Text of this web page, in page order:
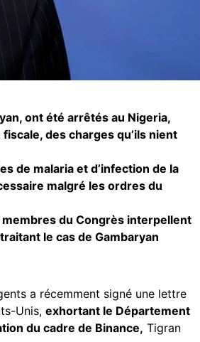
ont été arrêtés au Nigeria,
des charges qu’ils nient
de malaria et d’infection de la
malgré les ordres du
du Congrès interpellent
le cas de Gambaryan
a récemment signé une lettre
Unis, exhortant le Département
du cadre de Binance, Tigran